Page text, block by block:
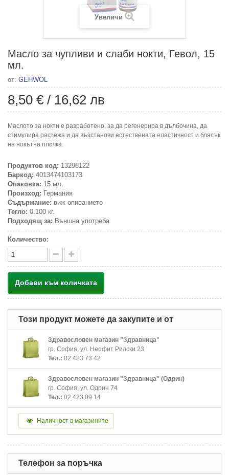
Увеличи
Масло за чупливи и слаби нокти, Гевол, 15
мл.
от: GEHWOL
8,50 € / 16,62 лв
Маслото за нокти е разработено, за да регенерира в дълбочина, да
стимулира растежа и да възстанови естествената еластичност и блясък
на нокътна плочка.
Продуктов код: 13298122
Баркод: 4013474103173
Опаковка: 15 мл.
Произход: Германия
Съдържание: виж описанието
Тегло: 0.100 кг.
Подходящ за: Външна употреба
Количество:
Добави към количката
Този продукт можете да закупите и от
Здравословен магазин "Здравница"
гр. София, ул. Неофит Рилски 23
Тел.: 02 483 73 42
Здравословен магазин "Здравница" (Одрин)
гр. София, ул. Одрин 74
Тел.: 02 423 09 14
Наличност в магазините
Телефон за поръчка